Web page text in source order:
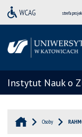
strefa
Instytut Nauk o
Osoby